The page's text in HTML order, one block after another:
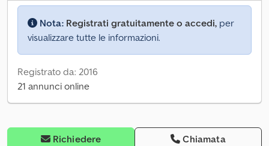
Nota: Registrati gratuitamente o accedi, per
visualizzare tutte le informazioni.
Registrato da: 2016
21 annunci online
Richiedere Chiamata